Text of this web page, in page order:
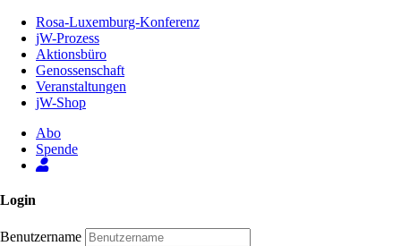
Inhalt
Seite
Rosa-Luxemburg-Konferenz
jW-Prozess
Aktionsbüro
Genossenschaft
Veranstaltungen
jW-Shop
Abo
Spende
Login
Benutzername